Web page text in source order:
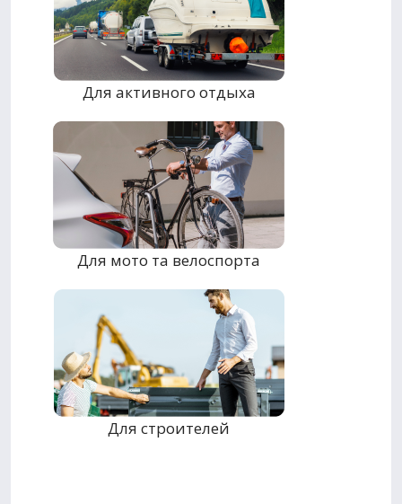
Для активного отдыха
Для мото та велоспорта
Для строителей